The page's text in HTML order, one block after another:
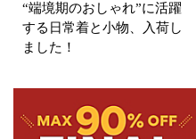
すべて
“端境期のおしゃれ”に活躍
する日常着と小物、入荷し
ました！